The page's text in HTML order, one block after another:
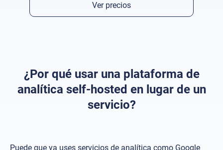
Ver precios
¿Por qué usar una plataforma de
analítica self-hosted en lugar de un
servicio?
Puede que ya uses servicios de analítica como Google